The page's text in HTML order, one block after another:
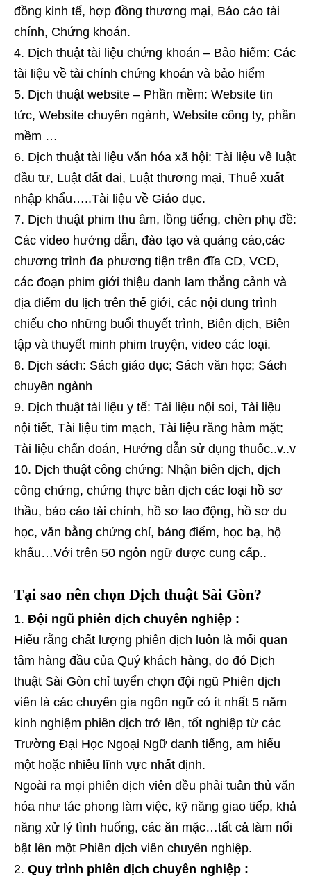
đồng kinh tế, hợp đồng thương mại, Báo cáo tài
chính, Chứng khoán.
Dịch thuật tài liệu chứng khoán – Bảo hiểm: Các
tài liệu về tài chính chứng khoán và bảo hiểm
Dịch thuật website – Phần mềm: Website tin
tức, Website chuyên ngành, Website công ty, phần
mềm …
Dịch thuật tài liệu văn hóa xã hội: Tài liệu về luật
đầu tư, Luật đất đai, Luật thương mại, Thuế xuất
nhập khẩu…..Tài liệu về Giáo dục.
Dịch thuật phim thu âm, lồng tiếng, chèn phụ đề:
Các video hướng dẫn, đào tạo và quảng cáo,các
chương trình đa phương tiện trên đĩa CD, VCD,
các đoạn phim giới thiệu danh lam thắng cảnh và
địa điểm du lịch trên thế giới, các nội dung trình
chiếu cho những buổi thuyết trình, Biên dịch, Biên
tập và thuyết minh phim truyện, video các loại.
Dịch sách: Sách giáo dục; Sách văn học; Sách
chuyên ngành
Dịch thuật tài liệu y tế: Tài liệu nội soi, Tài liệu
nội tiết, Tài liệu tim mạch, Tài liệu răng hàm mặt;
Tài liệu chẩn đoán, Hướng dẫn sử dụng thuốc..v..v
Dịch thuật công chứng: Nhận biên dịch, dịch
công chứng, chứng thực bản dịch các loại hồ sơ
thầu, báo cáo tài chính, hồ sơ lao động, hồ sơ du
học, văn bằng chứng chỉ, bảng điểm, học bạ, hộ
khẩu…Với trên 50 ngôn ngữ được cung cấp..
Tại sao nên chọn Dịch thuật Sài Gòn?
Đội ngũ phiên dịch chuyên nghiệp :
Hiểu rằng chất lượng phiên dịch luôn là mối quan
tâm hàng đầu của Quý khách hàng, do đó Dịch
thuật Sài Gòn chỉ tuyển chọn đội ngũ Phiên dịch
viên là các chuyên gia ngôn ngữ có ít nhất 5 năm
kinh nghiệm phiên dịch trở lên, tốt nghiệp từ các
Trường Đại Học Ngoại Ngữ danh tiếng, am hiểu
một hoặc nhiều lĩnh vực nhất định.
Ngoài ra mọi phiên dịch viên đều phải tuân thủ văn
hóa như tác phong làm việc, kỹ năng giao tiếp, khả
năng xử lý tình huống, các ăn mặc…tất cả làm nổi
bật lên một Phiên dịch viên chuyên nghiệp.
Quy trình phiên dịch chuyên nghiệp :